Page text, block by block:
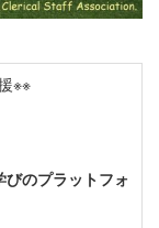
※※
のプラットフォ